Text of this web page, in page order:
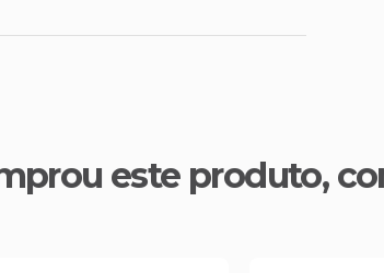
este produto,